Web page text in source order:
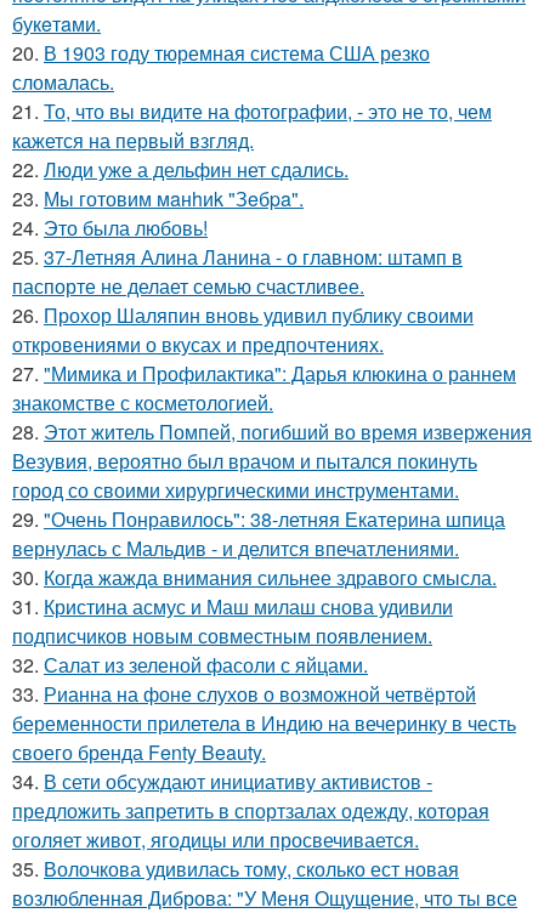
букeтaми.
20. В 1903 году тюремная система США резко
сломалась.
21. То, что вы видите на фотографии, - это не то, чем
кажется на первый взгляд.
22. Люди уже а дельфин нет сдались.
23. Мы готовим мaнhиk "Зeбpa".
24. Это была любовь!
25. 37-Летняя Алина Ланина - о главном: штамп в
паспорте не делает семью счастливее.
26. Прохор Шаляпин вновь удивил публику своими
откровениями о вкусах и предпочтениях.
27. "Мимика и Профилактика": Дарья клюкина о раннем
знакомстве с косметологией.
28. Этот житель Помпей, погибший во время извержения
Везувия, вероятно был врачом и пытался покинуть
город со своими хирургическими инструментами.
29. "Очень Понравилось": 38-летняя Екатерина шпица
вернулась с Мальдив - и делится впечатлениями.
30. Когда жажда внимания сильнее здравого смысла.
31. Кристина асмус и Маш милаш снова удивили
подписчиков новым совместным появлением.
32. Салат из зеленой фасоли с яйцами.
33. Рианна на фоне слухов о возможной четвёртой
беременности прилетела в Индию на вечеринку в честь
своего бренда Fenty Beauty.
34. В сети обсуждают инициативу активистов -
предложить запретить в спортзалах одежду, которая
оголяет живот, ягодицы или просвечивается.
35. Волочкова удивилась тому, сколько ест новая
возлюбленная Диброва: "У Меня Ощущение, что ты все